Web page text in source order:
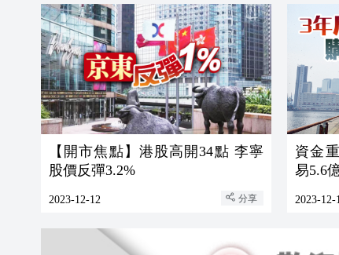
【開市焦點】港股高開34點 李寧
股價反彈3.2%
2023-12-12 分享
資金
易5.6
2023-12-